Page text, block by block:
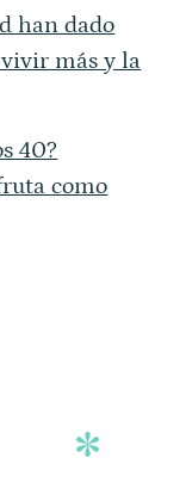
han dado
más y la
40?
como